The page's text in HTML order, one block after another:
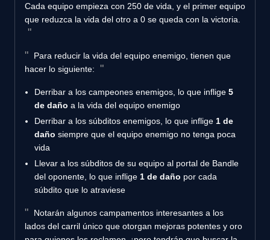
Cada equipo empieza con 250 de vida, y el primer equipo
que reduzca la vida del otro a 0 se queda con la victoria.
Para reducir la vida del equipo enemigo, tienen que
hacer lo siguiente:
Derribar a los campeones enemigos, lo que inflige 5
de daño a la vida del equipo enemigo
Derribar a los súbditos enemigos, lo que inflige 1 de
daño siempre que el equipo enemigo no tenga poca
vida
Llevar a los súbditos de su equipo al portal de Bandle
del oponente, lo que inflige 1 de daño por cada
súbdito que lo atraviese
Notarán algunos campamentos interesantes a los
lados del carril único que otorgan mejoras potentes y oro